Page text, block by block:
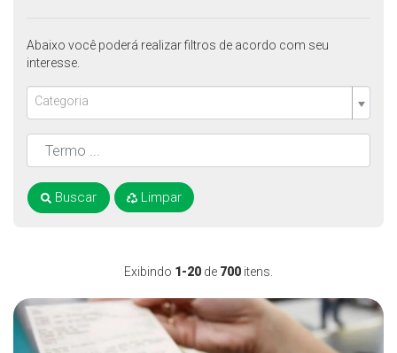
Exibindo 1-20 de 700 itens.
Abaixo você poderá realizar filtros de acordo com seu
interesse.
Categoria
Buscar Limpar